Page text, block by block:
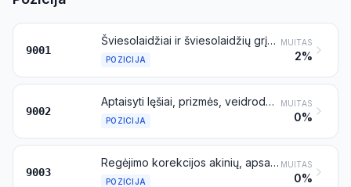
9001
Šviesolaidžiai ir šviesolaidžių grįžtės; šviesolaidžių kabeliai, išskyrus priskiriamus 8544 pozicijai; poliarizacinių medžiagų lakštai ir plokštės; neaptaisyti lęšiai (įskaitant kontaktinius lęšius), prizmės, veidrodžiai ir kiti neaptaisyti optiniai elementai iš bet kurių medžiagų, išskyrus tokius elementus iš optiškai neapdoroto stiklo
POZICIJA
MUITAS
2%
9002
Aptaisyti lęšiai, prizmės, veidrodžiai ir kiti aptaisyti optiniai elementai iš bet kurių medžiagų, kurie yra prietaisų arba aparatų dalys ar priedai, išskyrus tokius elementus iš optiškai neapdoroto stiklo
POZICIJA
MUITAS
0%
9003
Regėjimo korekcijos akinių, apsauginių (arba tamsių) akinių arba panašūs rėmeliai ir aptaisai bei jų dalys
POZICIJA
MUITAS
0%